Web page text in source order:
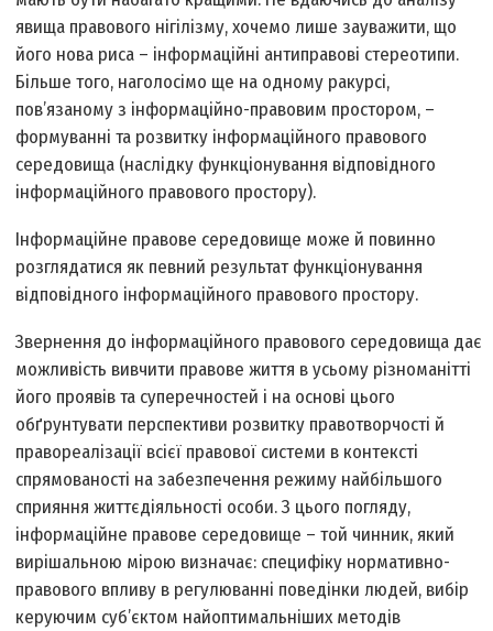
явища правового нігілізму, хочемо лише зауважити, що
його нова риса – інформаційні антиправові стереотипи.
Більше того, наголосімо ще на одному ракурсі,
пов’язаному з інформаційно-правовим простором, –
формуванні та розвитку інформаційного правового
середовища (наслідку функціонування відповідного
інформаційного правового простору).
Інформаційне правове середовище може й повинно
розглядатися як певний результат функціонування
відповідного інформаційного правового простору.
Звернення до інформаційного правового середовища дає
можливість вивчити правове життя в усьому різноманітті
його проявів та суперечностей і на основі цього
обґрунтувати перспективи розвитку правотворчості й
правореалізації всієї правової системи в контексті
спрямованості на забезпечення режиму найбільшого
сприяння життєдіяльності особи. З цього погляду,
інформаційне правове середовище – той чинник, який
вирішальною мірою визначає: специфіку нормативно-
правового впливу в регулюванні поведінки людей, вибір
керуючим суб’єктом найоптимальніших методів